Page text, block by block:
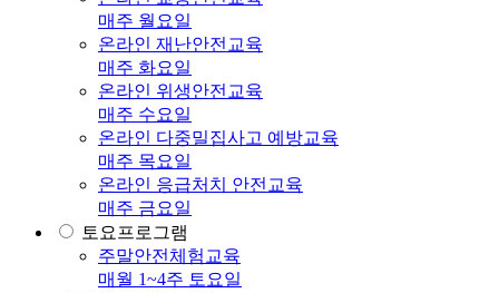
매주 월요일
온라인 재난안전교육
매주 화요일
온라인 위생안전교육
매주 수요일
온라인 다중밀집사고 예방교육
매주 목요일
온라인 응급처치 안전교육
매주 금요일
토요프로그램
주말안전체험교육
매월 1~4주 토요일